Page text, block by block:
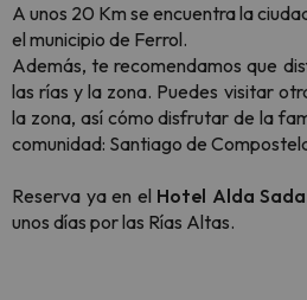
A unos 20 Km se encuentra la
el municipio de Ferrol.
Además, te recomendamos que
las rías y la zona. Puedes visitar
la zona, así cómo disfrutar de la
comunidad: Santiago de
Reserva ya en el Hotel Alda
unos días por las Rías Altas.